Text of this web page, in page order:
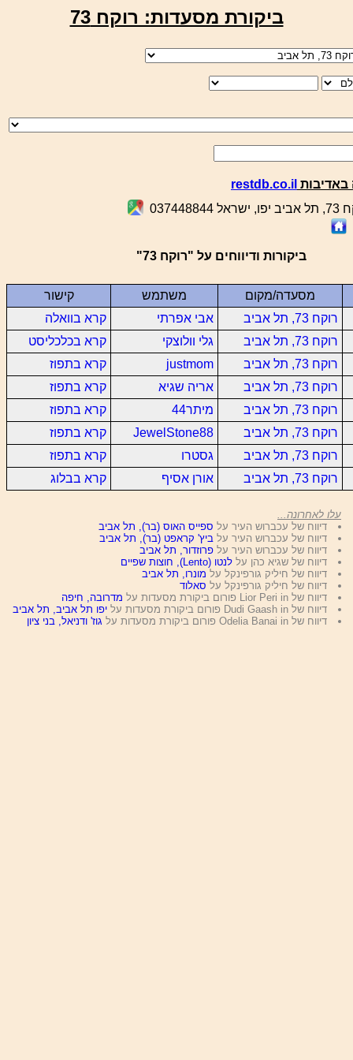
ביקורת מסעדות: רוקח 73
restdb.co.il
ביקורות ודיווחים על "רוקח 73"
מסעדה/מקום משתמש
קישור
רוקח 73, תל אביב
אבי אפרתי
קרא בוואלה
רוקח 73, תל אביב
גלי וולוצקי
קרא בכלכליסט
רוקח 73, תל אביב
justmom
קרא בתפוז
רוקח 73, תל אביב
אריה שגיא
קרא בתפוז
רוקח 73, תל אביב
מיתר44
קרא בתפוז
רוקח 73, תל אביב
JewelStone88
קרא בתפוז
רוקח 73, תל אביב
גסטרו
קרא בתפוז
רוקח 73, תל אביב
אורן אסיף קרא בבלוג
עלו לאחרונה...
דיווח של עכברוש העיר על ספייס האוס (בר), תל אביב
דיווח של עכברוש העיר על ביץ' קראפט (בר), תל אביב
דיווח של עכברוש העיר עלפרוזדור, תל אביב
דיווח של שגיא כהן עללנטו (Lento), חוצות שפיים
דיווח של חיליק גורפינקל על מונרו, תל אביב
דיווח של חיליק גורפינקל על סאלוד
דיווח של Lior Peri in פורום ביקורת מסעדות על
מדרובה, חיפה
דיווח של Dudi Gaash in פורום ביקורת מסעדות על
יפו תל אביב, תל אביב
דיווח של Odelia Banai in פורום ביקורת מסעדות על
גוז' ודניאל, בני ציון